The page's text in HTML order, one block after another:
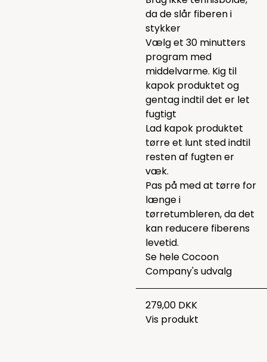
da de slår fiberen i
stykker
Vælg et 30 minutters
program med
middelvarme. Kig til
kapok produktet og
gentag indtil det er let
fugtigt
Lad kapok produktet
tørre et lunt sted indtil
resten af fugten er
væk.
Pas på med at tørre for
længe i
tørretumbleren, da det
kan reducere fiberens
levetid.
Se heleCocoon
Company's udvalg
279,00 DKK
Vis produkt